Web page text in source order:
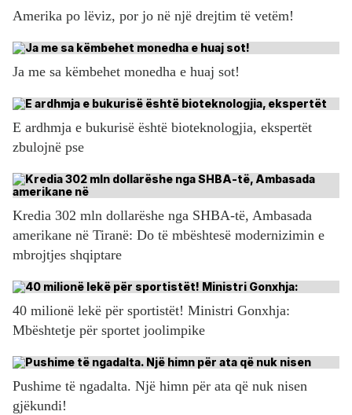
Amerika po lëviz, por jo në një drejtim të vetëm!
Ja me sa këmbehet monedha e huaj sot!
E ardhmja e bukurisë është bioteknologjia, ekspertët
zbulojnë pse
Kredia 302 mln dollarëshe nga SHBA-të, Ambasada
amerikane në Tiranë: Do të mbështesë modernizimin e
mbrojtjes shqiptare
40 milionë lekë për sportistët! Ministri Gonxhja:
Mbështetje për sportet joolimpike
Pushime të ngadalta. Një himn për ata që nuk nisen
gjëkundi!